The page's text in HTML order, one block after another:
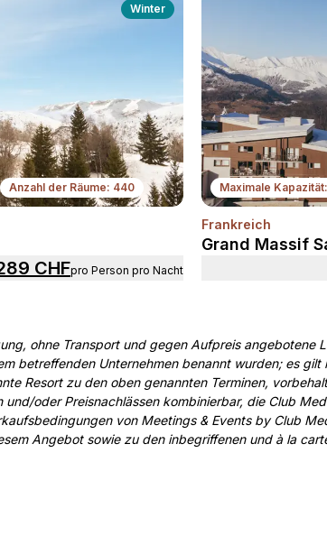
Winter
Anzahl der Räume: 440
CHFpro Person pro Nacht
Maximale
Grand Massif
Frankreich
ohne Transport und gegen Aufpreis angebotene
betreffenden Unternehmen benannt wurden; es
Resort zu den oben genannten Terminen,
oder Preisnachlässen kombinierbar, die Club
von Meetings & Events by Club
Angebot sowie zu den inbegriffenen und à la